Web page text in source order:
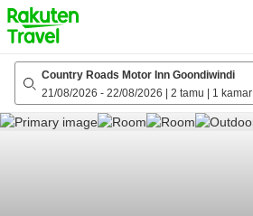
to
top
page
Country Roads Motor Inn Goondiwindi
21/08/2026 - 22/08/2026 2 tamu 1 kamar